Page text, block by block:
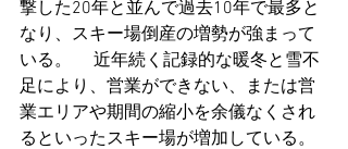
撃した20年と並んで過去10年で最多と
なり、スキー場倒産の増勢が強まって
いる。 　近年続く記録的な暖冬と雪不
足により、営業ができない、または営
業エリアや期間の縮小を余儀なくされ
るといったスキー場が増加している。